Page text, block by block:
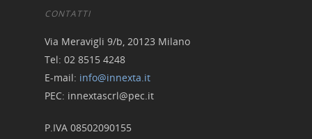
CONTATTI
Via Meravigli 9/b, 20123 Milano
Tel: 02 8515 4248
E-mail: info@innexta.it
PEC: innextascrl@pec.it
P.IVA 08502090155